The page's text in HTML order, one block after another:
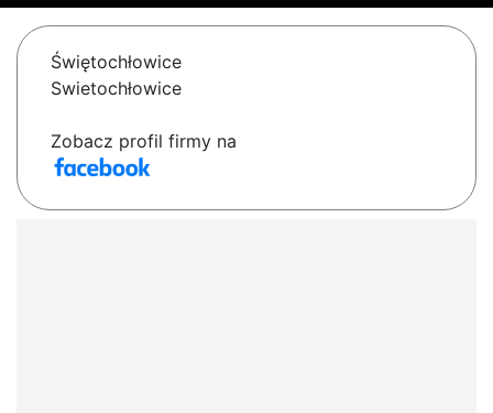
Świętochłowice
Swietochłowice
Zobacz profil firmy na